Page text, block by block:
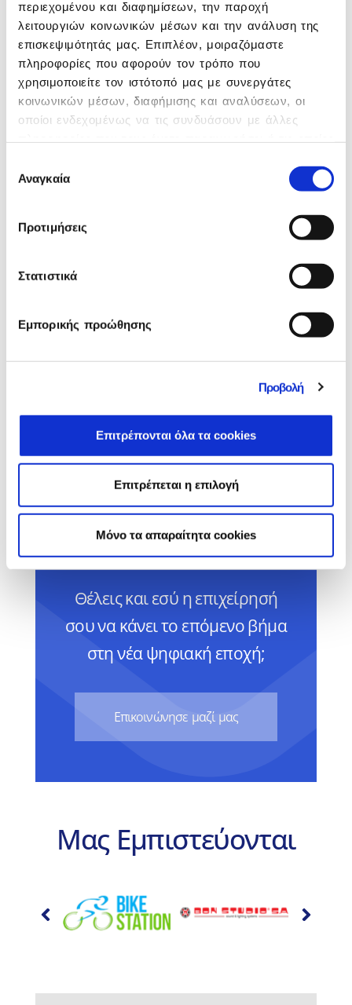
περιεχομένου και διαφημίσεων, την παροχή
λειτουργιών κοινωνικών μέσων και την ανάλυση της
επισκεψιμότητάς μας. Επιπλέον, μοιραζόμαστε
πληροφορίες που αφορούν τον τρόπο που
χρησιμοποιείτε τον ιστότοπό μας με συνεργάτες
κοινωνικών μέσων, διαφήμισης και αναλύσεων, οι
οποίοι ενδεχομένως να τις συνδυάσουν με άλλες
χρήση των υπηρεσιών τους.
συγκατάθεσης
Αναγκαία
Προτιμήσεις
Στατιστικά
Εμπορικής προώθησης
Προβολή
Επιτρέπονται όλα τα cookies
Επιτρέπεται η επιλογή
Mόνο τα απαραίτητα cookies
Ξεκίνα το digital
transformation της
επιχειρησής σου
με τους καλύτερους
συμμάχους
to End προτάσεις για την επιχείρησή
Search Engine
Optimization (S.E.O.)
Το Search Engine Optimization ή αλλιώς
S.E.O. κάνει τις επιχειρήσεις ορατές στα
οργανικά αποτελέσματα.
Περισσότερα
Θέλεις και εσύ η επιχείρησή
σου να κάνει το επόμενο βήμα
στη νέα ψηφιακή εποχή;
Eπικοινώνησε μαζί μας
Μας Εμπιστεύονται